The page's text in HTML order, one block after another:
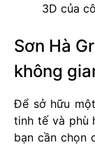
3D của
Sơn Hà
không
Để sở hữu
tinh tế và phù
bạn cần chọn